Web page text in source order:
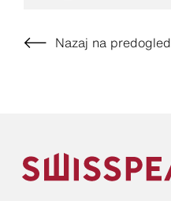
Nazaj na predogled